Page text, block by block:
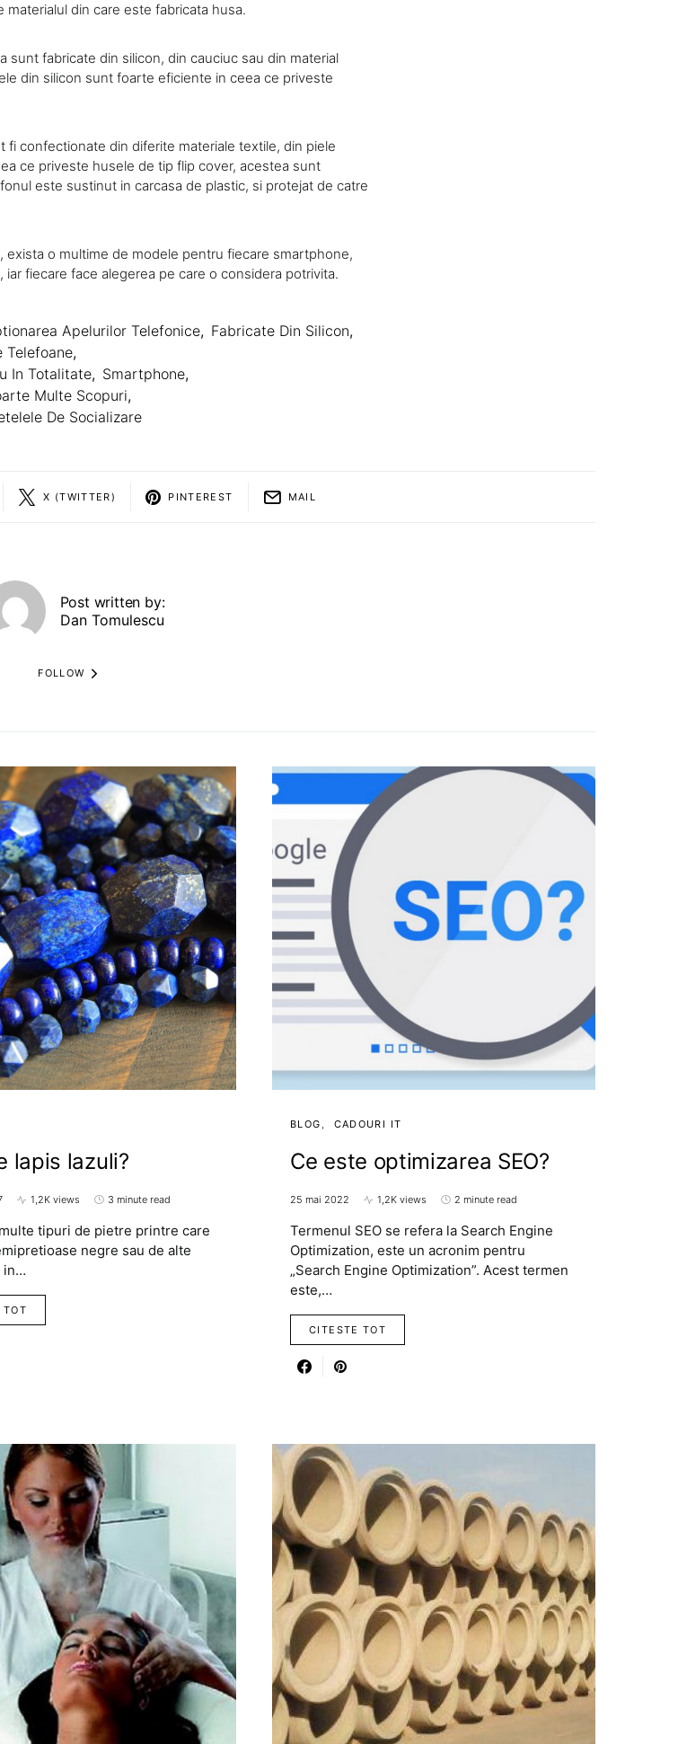
din care este fabricata husa.
sunt fabricate din silicon, din cauciuc sau din material
din silicon sunt foarte eficiente in ceea ce priveste
fi confectionate din diferite materiale textile, din piele
ce priveste husele de tip flip cover, acestea sunt
este sustinut in carcasa de plastic, si protejat de catre
exista o multime de modele pentru fiecare smartphone,
fiecare face alegerea pe care o considera potrivita.
Apelurilor Telefonice, Fabricate Din Silicon,
Telefoane,
In Totalitate, Smartphone,
Multe Scopuri,
De Socializare
X (TWITTER) PINTEREST MAIL
Post written by:
Dan Tomulescu
FOLLOW
lapis lazuli?
1,2K views 3 minute read
tipuri de pietre printre care
negre sau de alte
in…
TOT
BLOG CADOURI IT
Ce este optimizarea SEO?
25 mai 2022 1,2K views 2 minute read
Termenul SEO se refera la Search Engine
Optimization, este un acronim pentru
„Search Engine Optimization”. Acest termen
este,…
CITESTE TOT